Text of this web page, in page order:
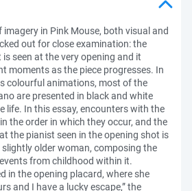
in Pink Mouse, both visual and
out for close examination: the
seen at the very opening and it
moments as the piece progresses. In
colourful animations, most of the
are presented in black and white
life. In this essay, encounters with the
the order in which they occur, and the
the pianist seen in the opening shot is
older woman, composing the
from childhood within it.
in the opening placard, where she
and I have a lucky escape,” the